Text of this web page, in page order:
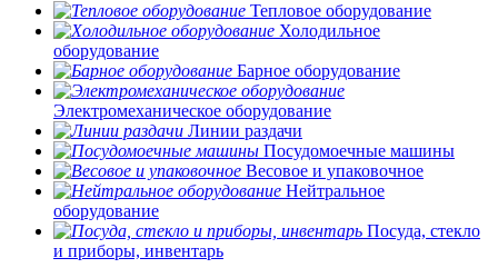
Тепловое оборудование
Холодильное
оборудование
Барное оборудование
Электромеханическое оборудование
Линии раздачи
Посудомоечные машины
Весовое и упаковочное
Нейтральное
оборудование
Посуда, стекло
и приборы, инвентарь